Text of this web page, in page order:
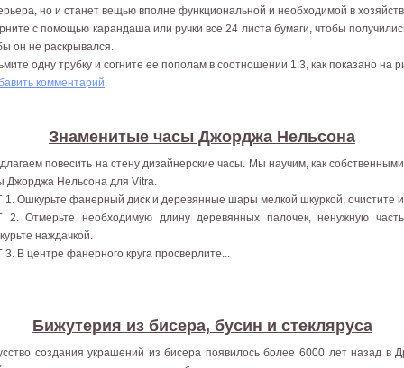
но и станет вещью вполне функциональной и необходимой в
с помощью карандаша или ручки все 24 листа бумаги, чтобы
он не раскрывался.
одну трубку и согните ее пополам в соотношении 1:3, как показано на
комментарий
Знаменитые часы Джорджа Нельсона
повесить на стену дизайнерские часы. Мы научим, как
Джорджа Нельсона для Vitra.
Ошкурьте фанерный диск и деревянные шары мелкой шкуркой, очистите
2. Отмерьте необходимую длину деревянных палочек, ненужную
наждачкой.
В центре фанерного круга просверлите...
Бижутерия из бисера, бусин и стекляруса
создания украшений из бисера появилось более 6000 лет назад в